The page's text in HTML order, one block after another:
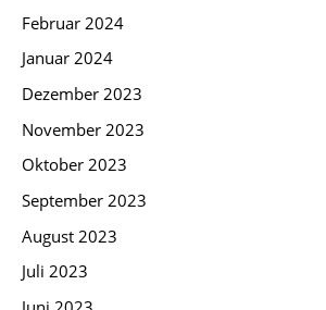
Februar 2024
Januar 2024
Dezember 2023
November 2023
Oktober 2023
September 2023
August 2023
Juli 2023